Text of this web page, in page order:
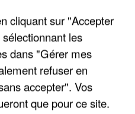
DZ MAFIA
cliquant sur "Accepter
les
dans "Gérer mes
refuser en
accepter". Vos
que pour ce site.